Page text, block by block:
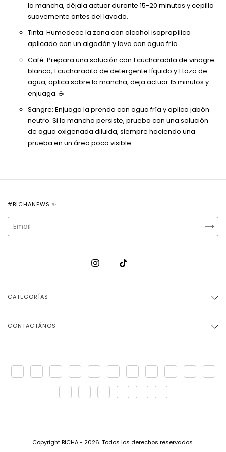
la mancha, déjala actuar durante 15-20 minutos y cepilla
suavemente antes del lavado.
Tinta: Humedece la zona con alcohol isopropílico
aplicado con un algodón y lava con agua fría.
Café: Prepara una solución con 1 cucharadita de vinagre
blanco, 1 cucharadita de detergente líquido y 1 taza de
agua; aplica sobre la mancha, deja actuar 15 minutos y
enjuaga. ☕
Sangre: Enjuaga la prenda con agua fría y aplica jabón
neutro. Si la mancha persiste, prueba con una solución
de agua oxigenada diluida, siempre haciendo una
prueba en un área poco visible.
#BICHANEWS ✨
CATEGORÍAS
CONTACTÁNOS
Copyright BICHA - 2026. Todos los derechos reservados.